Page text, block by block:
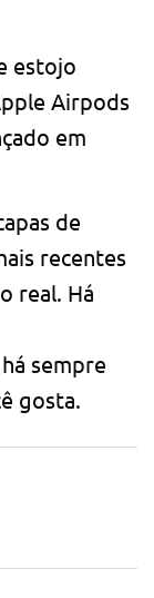
estojo
Airpods
em
de
recentes
real. Há
sempre
gosta.